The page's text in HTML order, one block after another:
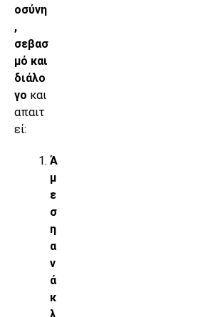
οσύνη
,
σεβασ
μό και
διάλο
γο και
απαιτ
εί:
Ά
μ
ε
σ
η
α
ν
ά
κ